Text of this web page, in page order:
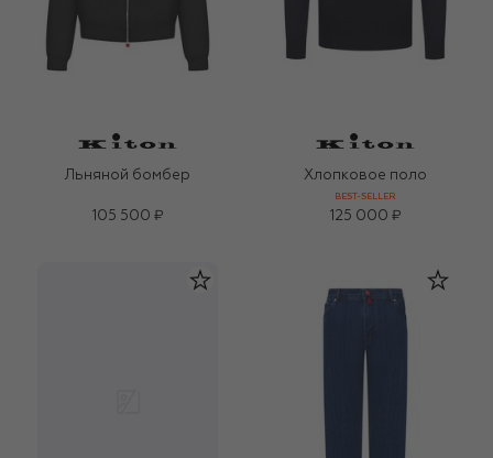
Льняной бомбер
105 500 ₽
Хлопковое поло
BEST-SELLER
125 000 ₽